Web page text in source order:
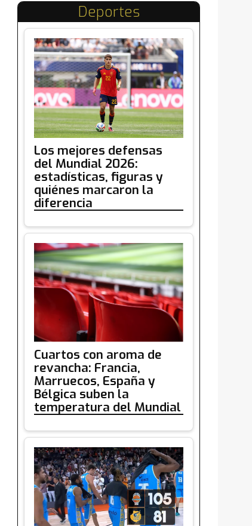
Deportes
Los mejores defensas
del Mundial 2026:
estadísticas, figuras y
quiénes marcaron la
diferencia
Cuartos con aroma de
revancha: Francia,
Marruecos, España y
Bélgica suben la
temperatura del Mundial